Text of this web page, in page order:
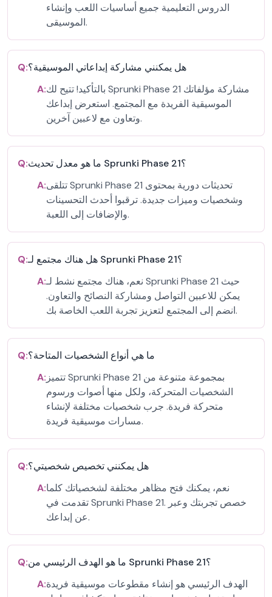
الدروس التعليمية جميع أساسيات اللعب وإنشاء
الموسيقى.
Q:هل يمكنني مشاركة إبداعاتي الموسيقية؟
A:بالتأكيد! تتيح لك Sprunki Phase 21 مشاركة مؤلفاتك
الموسيقية الفريدة مع المجتمع. استعرض إبداعك
وتعاون مع لاعبين آخرين.
Q:
ما هو معدل تحديث Sprunki Phase 21؟
A:تتلقى Sprunki Phase 21 تحديثات دورية بمحتوى
وشخصيات وميزات جديدة. ترقبوا أحدث التحسينات
والإضافات إلى اللعبة.
Q:
هل هناك مجتمع لـ Sprunki Phase 21؟
A:نعم، هناك مجتمع نشط لـ Sprunki Phase 21 حيث
يمكن للاعبين التواصل ومشاركة النصائح والتعاون.
انضم إلى المجتمع لتعزيز تجربة اللعب الخاصة بك.
Q:ما هي أنواع الشخصيات المتاحة؟
A: تتميز Sprunki Phase 21 بمجموعة متنوعة من
الشخصيات المتحركة، ولكل منها أصوات ورسوم
متحركة فريدة. جرب شخصيات مختلفة لإنشاء
مسارات موسيقية فريدة.
Q:هل يمكنني تخصيص شخصيتي؟
A:نعم، يمكنك فتح مظاهر مختلفة لشخصياتك كلما
تقدمت في Sprunki Phase 21. خصص تجربتك وعبر
عن إبداعك.
Q:
ما هو الهدف الرئيسي من Sprunki Phase 21؟
A:الهدف الرئيسي هو إنشاء مقطوعات موسيقية فريدة